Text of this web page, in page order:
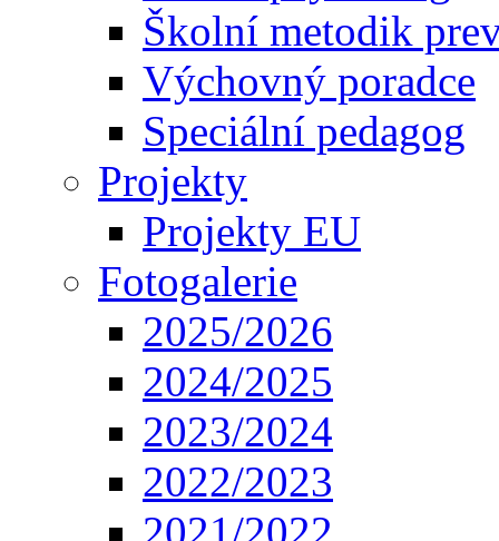
Školní metodik
Výchovný poradce
Speciální pedagog
Projekty
Projekty EU
Fotogalerie
2025/2026
2024/2025
2023/2024
2022/2023
2021/2022